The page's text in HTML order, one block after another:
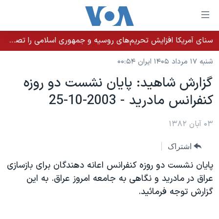
لینکهای
قابل
دسترسی
جهش
محتوای
اصلی
به
اصلی
جهش
به
جستجو
خانه
نسخه سبک وب‌سایت
موضوع ها
ایران
آمریکا
گزیده‌ها
ویژه برنامه‌ها
برنامه های تلویزیونی
جدول برنامه ها
صفحه‌های ویژه
عملیات خشم حماسی
۲۵۰سالگی آمریکا
پخش رادیویی
سنای آمریکا افزایش تحریم‌های روسیه و جمهوری اسلامی را تصویب کرد؛ زلنسکی از این اقدام تشکر کرد
شنبه ۱۷ مرداد ۱۴۰۵ ایران ۰۰:۵۴
گزارش شاهيد: پايان نشست دو روزه
کنفرانس مادريد - 2003-10-25
۰۳ آبان ۱۳۸۲
اشتراک
پايان نشست دو روزه کنفرانس اعانه دهندگان برای بازسازی
عراق در مادريد و نگاهی به جامعه امروز عراق. به اين
گزارش توجه فرمائيد.